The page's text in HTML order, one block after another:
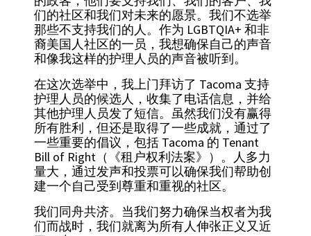
们的社区和我们对未来的愿景。我们不选举
那些不支持我们的人。作为 LGBTQIA+ 和非
裔美国人社区的一员，我想确保自己的声音
和像我这样的护理人员的声音被听到。
在这次选举中，我上门拜访了 Tacoma 支持
护理人员的候选人，收集了电话信息，并给
其他护理人员发了短信。虽然我们没有赢得
所有胜利，但还是取得了一些成就，通过了
一些重要的倡议，包括 Tacoma 的 Tenant
Bill of Right（《租户权利法案》）。人多力
量大，通过发声和投票可以确保我们帮助创
建一个自己受到尊重和重视的社区。
我们同舟共济。当我们努力确保当权者为我
们而战时，我们就离为所有人伸张正义又近